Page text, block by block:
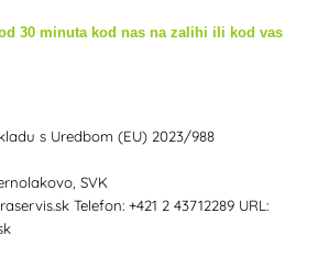
30 minuta kod nas na zalihi ili kod vas
s Uredbom (EU) 2023/988
SVK
Telefon: +421 2 43712289 URL: